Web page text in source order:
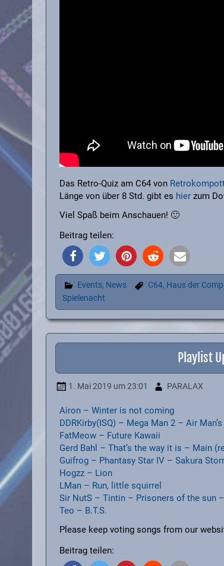
Das Retro-Quiz am C64 von
Länge von über 8 Std. gibt es hier zum
Viel Spaß beim Anschauen! 🙂
Beitrag teilen:
Events, News C64, Haus der
Spielenacht
Playlist
1. Mai 2019 um 23:01 PARALAX
Airon – Winter is not coming
DDRKirby(ISQ) – Mega Man 2 – Air
FatMeow – Future Kawaii
Gerd Bahl – That’s the way it is – Main
Guifrog – Phantasy Star IV – Sakura
Hogzz – Lion
LMan – Run, little squirrel
Sir NutS – Tintin – Prisoners of the sun –
Teo – B.T.S.
Please keep voting songs from our
Beitrag teilen: